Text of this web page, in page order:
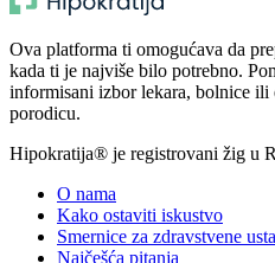
Ova platforma ti omogućava da
kada ti je najviše bilo potrebno.
informisani izbor lekara, bolnice ili
porodicu.
Hipokratija® je registrovani žig u
O nama
Kako ostaviti iskustvo
Smernice za zdravstvene
Najčešća pitanja